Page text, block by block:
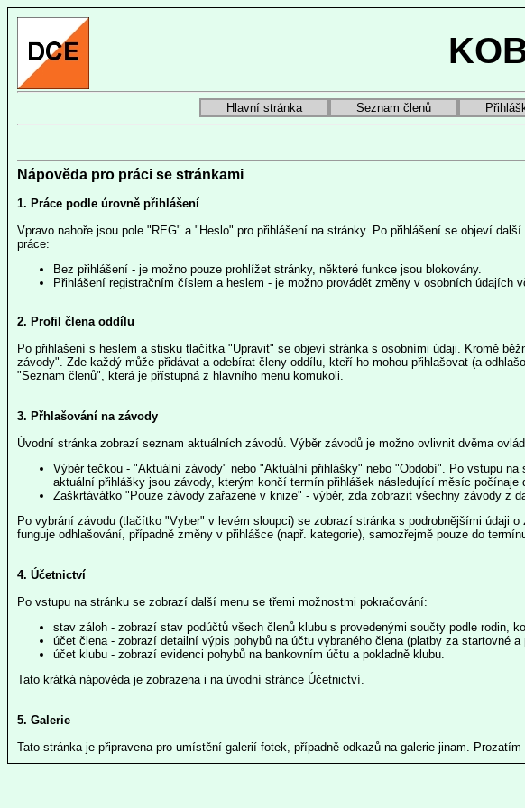
Hlavní stránka Seznam členů
Nápověda pro práci se stránkami
1. Práce podle úrovně přihlášení
Vpravo nahoře jsou pole "REG" a "Heslo" pro přihlášení na stránky. Po přihlášení se objeví
práce:
Bez přihlášení - je možno pouze prohlížet stránky, některé funkce jsou blokovány.
Přihlášení registračním číslem a heslem - je možno provádět změny v osobních údajích
2. Profil člena oddílu
Po přihlášení s heslem a stisku tlačítka "Upravit" se objeví stránka s osobními údaji. Kromě
závody". Zde každý může přidávat a odebírat členy oddílu, kteří ho mohou přihlašovat (a
"Seznam členů", která je přístupná z hlavního menu komukoli.
3. Přhlašování na závody
Úvodní stránka zobrazí seznam aktuálních závodů. Výběr závodů je možno ovlivnit dvěma
Výběr tečkou - "Aktuální závody" nebo "Aktuální přihlášky" nebo "Období". Po vstupu
aktuální přihlášky jsou závody, kterým končí termín přihlášek následující měsíc
Zaškrtávátko "Pouze závody zařazené v knize" - výběr, zda zobrazit všechny závody z
Po vybrání závodu (tlačítko "Vyber" v levém sloupci) se zobrazí stránka s podrobnějšími údaji
funguje odhlašování, případně změny v přihlášce (např. kategorie), samozřejmě pouze do
4. Účetnictví
Po vstupu na stránku se zobrazí další menu se třemi možnostmi pokračování:
stav záloh - zobrazí stav podúčtů všech členů klubu s provedenými součty podle rodin,
účet člena - zobrazí detailní výpis pohybů na účtu vybraného člena (platby za startovné
účet klubu - zobrazí evidenci pohybů na bankovním účtu a pokladně klubu.
Tato krátká nápověda je zobrazena i na úvodní stránce Účetnictví.
5. Galerie
Tato stránka je připravena pro umístění galerií fotek, případně odkazů na galerie jinam.